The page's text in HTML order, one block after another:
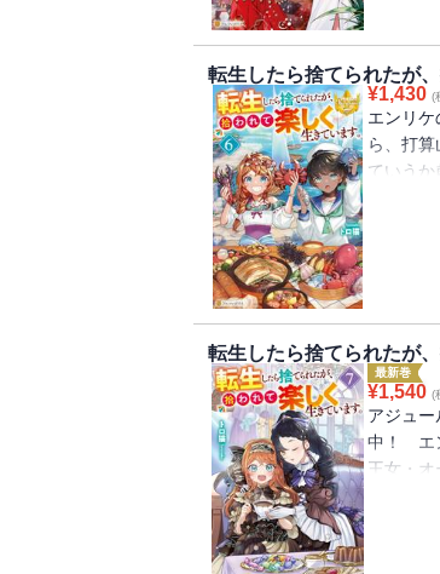
明かさ
が止ま
行本をも
転生したら捨てられたが
¥1,430 (
エンリ
ら、打
ていう
リケの
に優し
れ違い
する第
転生したら捨てられたが
最新巻
¥1,540 (
アジュ
中！ エ
王女・
求めて